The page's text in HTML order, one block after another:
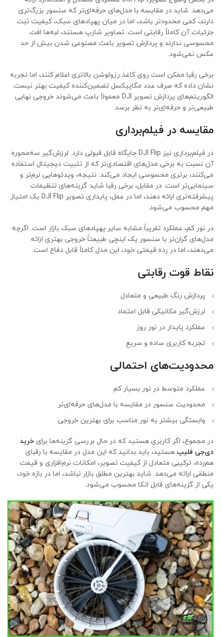
می‌دهد. شاید در مقایسه با مدل‌های حرفه‌ای‌تر که سنسور بزرگ‌تری
دارند، کمی محدودتر باشد، اما در میان پهپادهای سبک، کیفیت ثبت
جزئیات آن کاملاً رقابتی است. تصاویر شارپ هستند، لبه‌ها افت
محسوسی ندارند و پردازش تصویر باعث مصنوعی شدن بیش از حد
عکس نمی‌شود.
برخی رقبا ممکن است روی کاغذ رزولوشن بالاتری اعلام کنند، اما تجربه
نشان داده که صرف عدد مگاپیکسل تضمین‌کننده کیفیت بهتر نیست.
الگوریتم‌های پردازش تصویر DJI معمولاً باعث می‌شوند خروجی نهایی
طبیعی‌تر و حرفه‌ای‌تر به نظر برسد.
مقایسه در فیلم‌برداری
در فیلم‌برداری نیز DJI Flip جایگاه قابل قبولی دارد. لرزش‌گیر سه‌محوره
آن نسبت به برخی مدل‌های اقتصادی‌تر که از تثبیت دیجیتال استفاده
می‌کنند، برتری محسوسی ایجاد می‌کند. نتیجه، ویدئوهایی نرم‌تر و
سینمایی‌تر است. در مقابل، برخی رقبا شاید گزینه‌های تنظیمات
پیشرفته‌تری ارائه دهند، اما در عمل، پایداری تصویر DJI Flip یک امتیاز
مهم محسوب می‌شود.
در نور کم، عملکرد تقریباً مشابه سایر پهپادهای سبک بازار است. اگرچه
مدل‌های گران‌تر با سنسور یک اینچی طبیعتاً خروجی بهتری ارائه
می‌دهند، اما در رده قیمتی خود، این مدل کاملاً قابل دفاع است.
نقاط قوت رقابتی
پردازش رنگ طبیعی و متعادل
لرزش‌گیر مکانیکی قابل اعتماد
عملکرد پایدار در نور روز
تجربه کاربری ساده و سریع
محدودیت‌های احتمالی
عملکرد متوسط در نور بسیار کم
محدودیت سنسور در مقایسه با مدل‌های حرفه‌ای‌تر
وابستگی بیشتر به نور مناسب برای بهترین خروجی
در مجموع، اگر کاربری هستید که در حال بررسی گزینه‌ها برای خرید
دی‌جی فلیپ هستید، باید بدانید که این مدل در مقایسه با رقبای
هم‌رده، ترکیبی متعادل از کیفیت تصویر، امکانات نرم‌افزاری و قیمت
منطقی ارائه می‌دهد. شاید بهترین مطلق بازار نباشد، اما در بازه خود،
یکی از گزینه‌های قابل اتکا محسوب می‌شود.